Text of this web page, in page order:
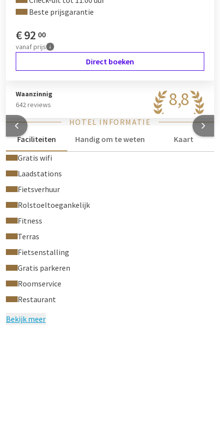
Beste prijsgarantie
€92 00
vanafprijs
Direct boeken
8,8
Waanzinnig
642 reviews
HOTEL INFORMATIE
Faciliteiten
Handig om te weten
Kaart
Gratis wifi
Laadstations
Fietsverhuur
Rolstoeltoegankelijk
Fitness
Terras
Fietsenstalling
Gratis parkeren
Roomservice
Restaurant
Bekijk meer